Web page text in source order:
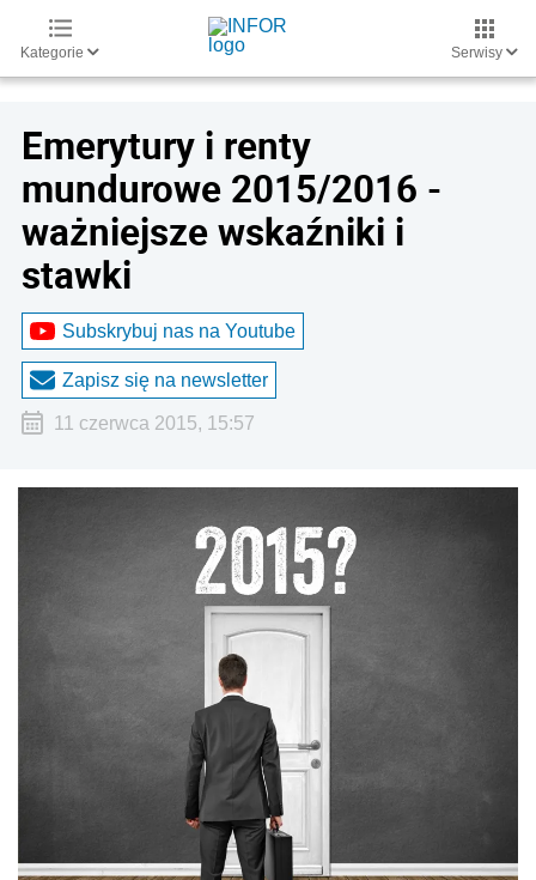
Kategorie Serwisy
Emerytury i renty
mundurowe 2015/2016 -
ważniejsze wskaźniki i
stawki
Subskrybuj nas na Youtube
Zapisz się na newsletter
11 czerwca 2015, 15:57